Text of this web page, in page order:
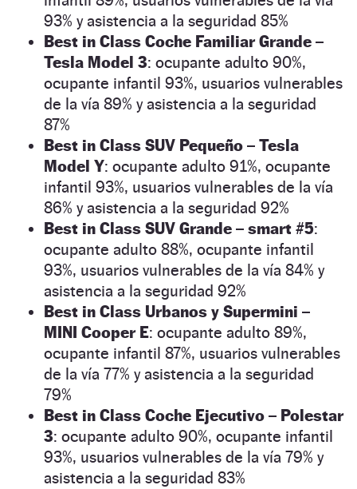
93% y asistencia a la seguridad 85%
Best in Class Coche Familiar Grande –
Tesla Model 3: ocupante adulto 90%,
ocupante infantil 93%, usuarios vulnerables
de la vía 89% y asistencia a la seguridad
87%
Best in Class SUV Pequeño – Tesla
Model Y: ocupante adulto 91%, ocupante
infantil 93%, usuarios vulnerables de la vía
86% y asistencia a la seguridad 92%
Best in Class SUV Grande – smart #5:
ocupante adulto 88%, ocupante infantil
93%, usuarios vulnerables de la vía 84% y
asistencia a la seguridad 92%
Best in Class Urbanos y Supermini –
MINI Cooper E: ocupante adulto 89%,
ocupante infantil 87%, usuarios vulnerables
de la vía 77% y asistencia a la seguridad
79%
Best in Class Coche Ejecutivo – Polestar
3: ocupante adulto 90%, ocupante infantil
93%, usuarios vulnerables de la vía 79% y
asistencia a la seguridad 83%